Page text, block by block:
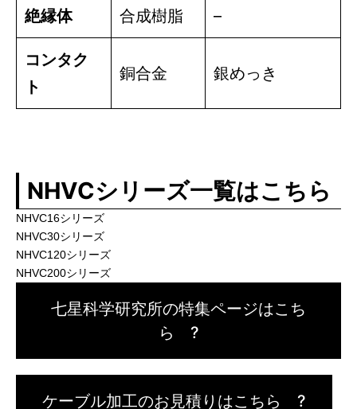
絶縁体 合成樹脂 –
コンタク
ト
銅合金 銀めっき
NHVCシリーズ一覧はこちら
NHVC16シリーズ
NHVC30シリーズ
NHVC120シリーズ
NHVC200シリーズ
七星科学研究所の特集ページはこち
ら ?
ケーブル加工のお見積りはこちら ?